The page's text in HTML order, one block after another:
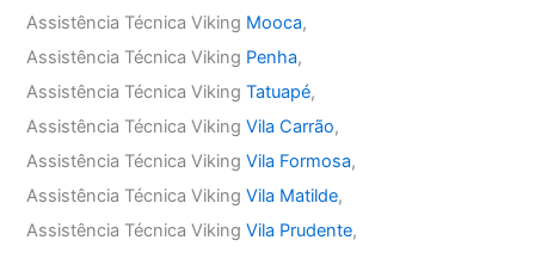
Assistência Técnica Viking Mooca,
Assistência Técnica Viking Penha,
Assistência Técnica VikingTatuapé,
Assistência Técnica VikingVila Carrão,
Assistência Técnica VikingVila Formosa,
Assistência Técnica VikingVila Matilde,
Assistência Técnica VikingVila Prudente,